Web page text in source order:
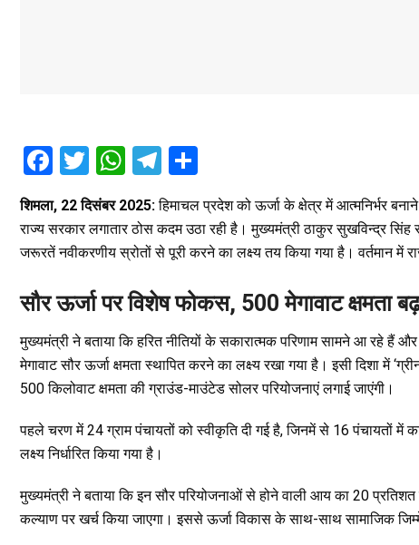
F
ce
b
o
k
T
wi
tt
er
W
at
s
p
p
T
el
e
gr
m
ar
e
शिमला, 22 दिसंबर 2025:हिमाचल प्रदेश को ऊर्जा के क्षेत्र में आत्मनिर्भर
राज्य सरकार लगातार ठोस कदम उठा रही है। मुख्यमंत्री ठाकुर सुखविन्द्र
जरूरतें नवीकरणीय स्रोतों से पूरी करने का लक्ष्य तय किया गया है। वर्तमान में
सौर ऊर्जा पर विशेष फोकस, 500 मेगावाट क्षमता
मुख्यमंत्री ने बताया कि हरित नीतियों के सकारात्मक परिणाम सामने आ रहे हैं
मेगावाट सौर ऊर्जा क्षमता स्थापित करने का लक्ष्य रखा गया है। इसी दिशा में
500 किलोवाट क्षमता की ग्राउंड-माउंटेड सोलर परियोजनाएं लगाई जाएंगी।
पहले चरण में 24 ग्राम पंचायतों को स्वीकृति दी गई है, जिनमें से 16 पंचायतों में
लक्ष्य निर्धारित किया गया है।
मुख्यमंत्री ने बताया कि इन सौर परियोजनाओं से होने वाली आय का 20
कल्याण पर खर्च किया जाएगा। इससे ऊर्जा विकास के साथ-साथ सामाजिक